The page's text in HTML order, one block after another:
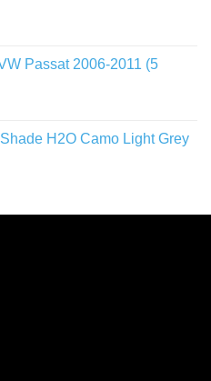
Passat 2006-2011 (5
H2O Camo Light Grey